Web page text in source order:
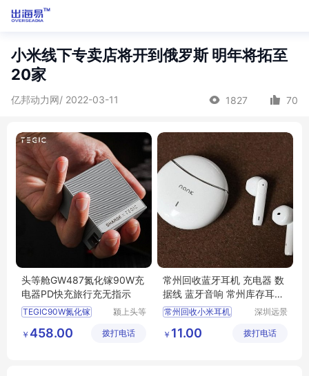
小米线下专卖店将开到俄罗斯 明年将拓至
20家
亿邦动力网/ 2022-03-11 1827 70
头等舱GW487氮化镓90W充
电器PD快充旅行充无指示
TEGIC90W氮化镓
颍上头等
展有限公
￥ 458.00 拨打电话
常州回收蓝牙耳机 充电器 数
据线 蓝牙音响 常州库存耳机
回收公司
常州回收小米耳机
深圳远景
有限公司
￥ 11.00 拨打电话